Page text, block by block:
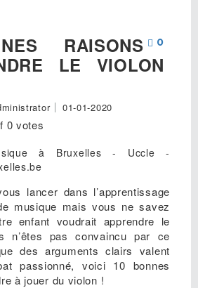
0
RAISONS
LE VIOLON
01-01-2020
0 votes
lancer dans l’apprentissage
musique mais vous ne savez
enfant voudrait apprendre le
n’êtes pas convaincu par ce
des arguments clairs valent
passionné, voici 10 bonnes
à jouer du violon !